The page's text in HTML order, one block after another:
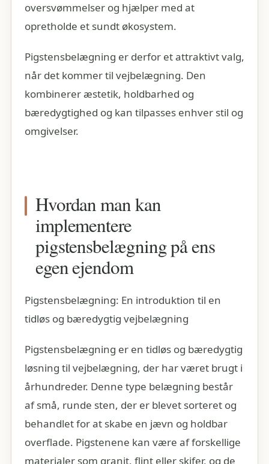
oversvømmelser og hjælper med at
opretholde et sundt økosystem.
Pigstensbelægning er derfor et attraktivt valg,
når det kommer til vejbelægning. Den
kombinerer æstetik, holdbarhed og
bæredygtighed og kan tilpasses enhver stil og
omgivelser.
Hvordan man kan
implementere
pigstensbelægning på ens
egen ejendom
Pigstensbelægning: En introduktion til en
tidløs og bæredygtig vejbelægning
Pigstensbelægning er en tidløs og bæredygtig
løsning til vejbelægning, der har været brugt i
århundreder. Denne type belægning består
af små, runde sten, der er blevet sorteret og
behandlet for at skabe en jævn og holdbar
overflade. Pigstenene kan være af forskellige
materialer som granit, flint eller skifer, og de